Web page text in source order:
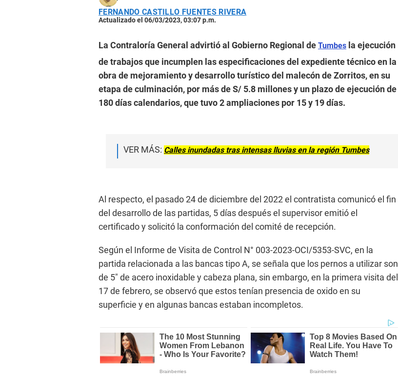
FERNANDO CASTILLO FUENTES RIVERA
Actualizado el 06/03/2023, 03:07 p.m.
La Contraloría General advirtió al Gobierno Regional de Tumbes la ejecución
de trabajos que incumplen las especificaciones del expediente técnico en la
obra de mejoramiento y desarrollo turístico del malecón de Zorritos, en su
etapa de culminación, por más de S/ 5.8 millones y un plazo de ejecución de
180 días calendarios, que tuvo 2 ampliaciones por 15 y 19 días.
VER MÁS: Calles inundadas tras intensas lluvias en la región Tumbes
Al respecto, el pasado 24 de diciembre del 2022 el contratista comunicó el fin
del desarrollo de las partidas, 5 días después el supervisor emitió el
certificado y solicitó la conformación del comité de recepción.
Según el Informe de Visita de Control N° 003-2023-OCI/5353-SVC, en la
partida relacionada a las bancas tipo A, se señala que los pernos a utilizar son
de 5″ de acero inoxidable y cabeza plana, sin embargo, en la primera visita del
17 de febrero, se observó que estos tenían presencia de oxido en su
superficie y en algunas bancas estaban incompletos.